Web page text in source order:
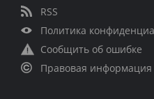
RSS
Политика
Сообщить об ошибке
Правовая информация